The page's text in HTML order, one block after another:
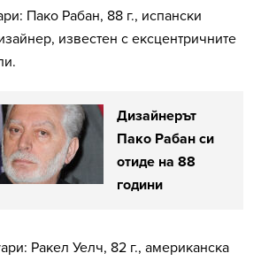
Пако Рабан, 88 г., испански
известен с ексцентричните
Дизайнерът
Пако Рабан си
отиде на 88
години
Ракел Уелч, 82 г., американска